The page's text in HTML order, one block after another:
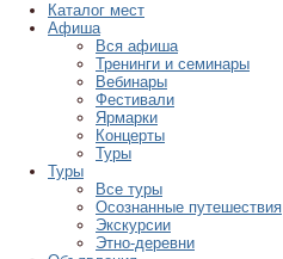
Каталог мест
Афиша
Вся афиша
Тренинги и семинары
Вебинары
Фестивали
Ярмарки
Концерты
Туры
Туры
Все туры
Осознанные путешествия
Экскурсии
Этно-деревни